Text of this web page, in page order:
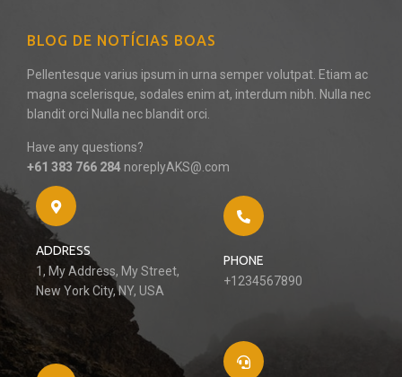
BLOG DE NOTÍCIAS BOAS
Pellentesque varius ipsum in urna semper volutpat. Etiam ac
magna scelerisque, sodales enim at, interdum nibh. Nulla nec
blandit orci Nulla nec blandit orci.
Have any questions?
+61 383 766 284 noreplyAKS@.com
ADDRESS
1, My Address, My Street,
New York City, NY, USA
PHONE
+1234567890